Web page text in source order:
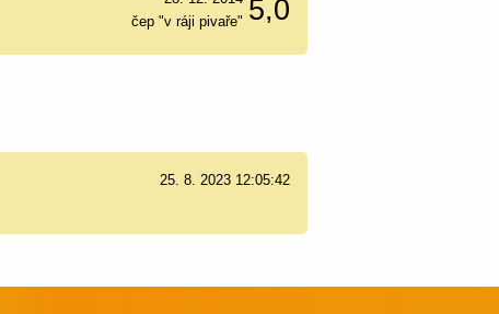
5,0
čep "v ráji pivaře"
25. 8. 2023 12:05:42